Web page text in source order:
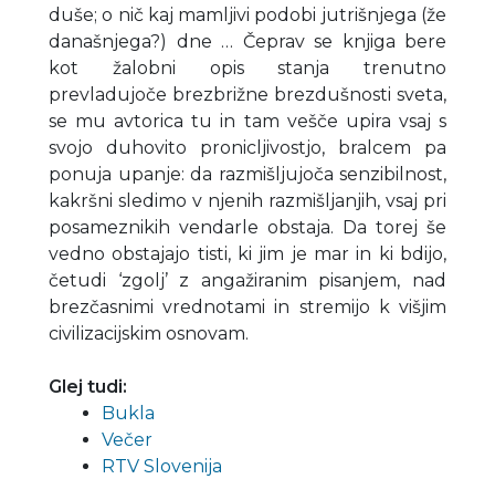
duše; o nič kaj mamljivi podobi jutrišnjega (že
današnjega?) dne … Čeprav se knjiga bere
kot žalobni opis stanja trenutno
prevladujoče brezbrižne brezdušnosti sveta,
se mu avtorica tu in tam vešče upira vsaj s
svojo duhovito pronicljivostjo, bralcem pa
ponuja upanje: da razmišljujoča senzibilnost,
kakršni sledimo v njenih razmišljanjih, vsaj pri
posameznikih vendarle obstaja. Da torej še
vedno obstajajo tisti, ki jim je mar in ki bdijo,
četudi ‘zgolj’ z angažiranim pisanjem, nad
brezčasnimi vrednotami in stremijo k višjim
civilizacijskim osnovam.
Glej tudi:
Bukla
Večer
RTV Slovenija